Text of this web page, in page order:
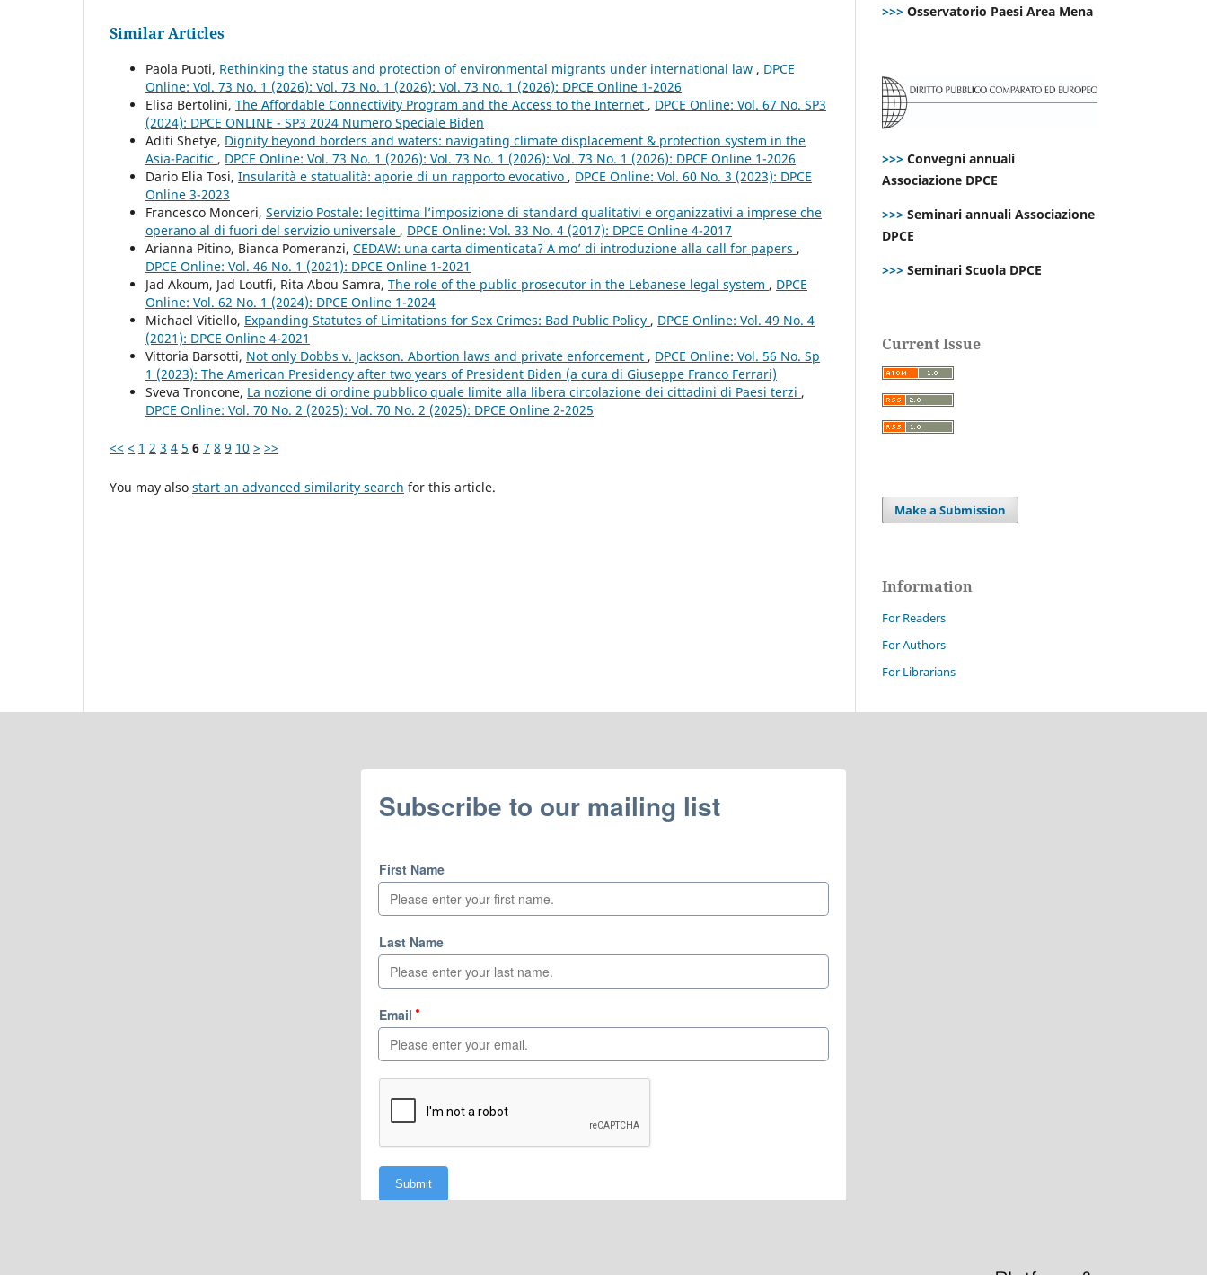
Similar Articles
Paola Puoti, Rethinking the status and protection of environmental migrants under international law , DPCE
Online: Vol. 73 No. 1 (2026): Vol. 73 No. 1 (2026): Vol. 73 No. 1 (2026): DPCE Online 1-2026
Elisa Bertolini, The Affordable Connectivity Program and the Access to the Internet , DPCE Online: Vol. 67 No. SP3
(2024): DPCE ONLINE - SP3 2024 Numero Speciale Biden
Aditi Shetye, Dignity beyond borders and waters: navigating climate displacement & protection system in the
Asia-Pacific , DPCE Online: Vol. 73 No. 1 (2026): Vol. 73 No. 1 (2026): Vol. 73 No. 1 (2026): DPCE Online 1-2026
Dario Elia Tosi, Insularità e statualità: aporie di un rapporto evocativo , DPCE Online: Vol. 60 No. 3 (2023): DPCE
Online 3-2023
Francesco Monceri, Servizio Postale: legittima l’imposizione di standard qualitativi e organizzativi a imprese che
operano al di fuori del servizio universale , DPCE Online: Vol. 33 No. 4 (2017): DPCE Online 4-2017
Arianna Pitino, Bianca Pomeranzi, CEDAW: una carta dimenticata? A mo’ di introduzione alla call for papers ,
DPCE Online: Vol. 46 No. 1 (2021): DPCE Online 1-2021
Jad Akoum, Jad Loutfi, Rita Abou Samra, The role of the public prosecutor in the Lebanese legal system , DPCE
Online: Vol. 62 No. 1 (2024): DPCE Online 1-2024
Michael Vitiello, Expanding Statutes of Limitations for Sex Crimes: Bad Public Policy , DPCE Online: Vol. 49 No. 4
(2021): DPCE Online 4-2021
Vittoria Barsotti, Not only Dobbs v. Jackson. Abortion laws and private enforcement , DPCE Online: Vol. 56 No. Sp
1 (2023): The American Presidency after two years of President Biden (a cura di Giuseppe Franco Ferrari)
Sveva Troncone, La nozione di ordine pubblico quale limite alla libera circolazione dei cittadini di Paesi terzi ,
DPCE Online: Vol. 70 No. 2 (2025): Vol. 70 No. 2 (2025): DPCE Online 2-2025
<< < 1 2 3 4 5 6 7 8 9 10 > >>
You may also start an advanced similarity search for this article.
>>> Osservatorio Paesi Area Mena
>>> Convegni annuali
Associazione DPCE
>>> Seminari annuali Associazione
DPCE
>>> Seminari Scuola DPCE
Current Issue
Make a Submission
Information
For Readers
For Authors
For Librarians